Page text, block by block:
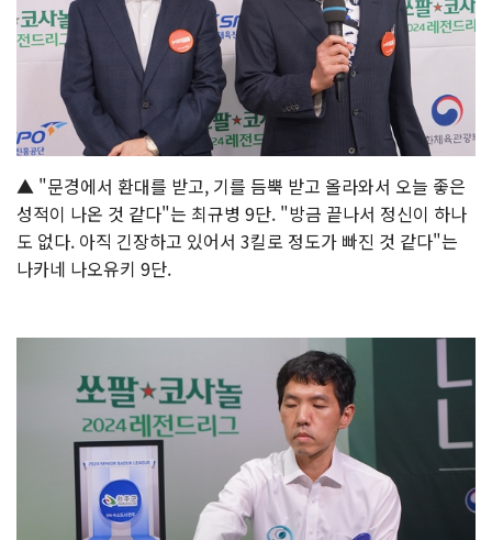
▲ "문경에서 환대를 받고, 기를 듬뿍 받고 올라와서 오늘 좋은
성적이 나온 것 같다"는 최규병 9단. "방금 끝나서 정신이 하나
도 없다. 아직 긴장하고 있어서 3킬로 정도가 빠진 것 같다"는
나카네 나오유키 9단.